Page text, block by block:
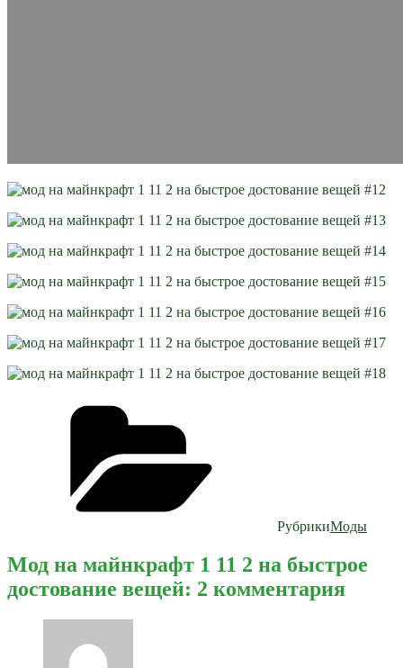
РубрикиМоды
Мод на майнкрафт 1 11 2 на быстрое
достование вещей: 2 комментария